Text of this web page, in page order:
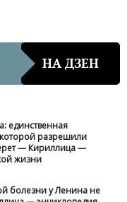
НА ДЗЕН
единственная
разрешили
— Кириллица —
жизни
болезни у Ленина не